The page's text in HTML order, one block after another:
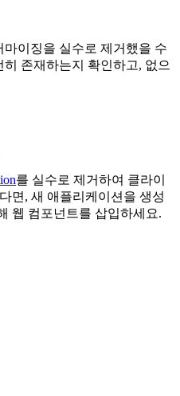
이징을 실수로 제거했을 수
존재하는지 확인하고, 없으
를 실수로 제거하여 클라이
면, 새 애플리케이션을 생성
웹 컴포넌트를 삽입하세요.